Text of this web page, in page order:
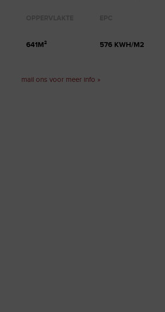
641M² 576 KWH/M2
mail ons voor meer info »